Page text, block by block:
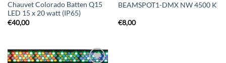
Chauvet Colorado Batten Q15
LED 15 x 20 watt (IP65)
€40,00
BEAMSPOT1-DMX NW 4500 K
€8,00